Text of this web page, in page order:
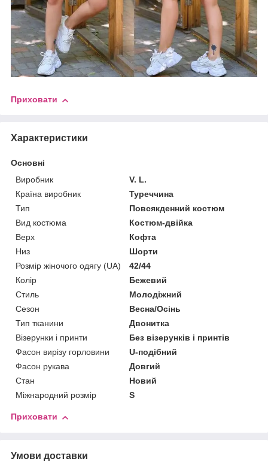
Приховати
Характеристики
Основні
Виробник
V. L.
Країна виробник
Туреччина
Тип
Повсякденний костюм
Вид костюма
Костюм-двійка
Верх
Кофта
Низ
Шорти
Розмір жіночого одягу (UA)
42/44
Колір
Бежевий
Стиль
Молодіжний
Сезон
Весна/Осінь
Тип тканини
Двонитка
Візерунки і принти
Без візерунків і принтів
Фасон вирізу горловини
U-подібний
Фасон рукава
Довгий
Стан
Новий
Міжнародний розмір
S
Приховати
Умови доставки